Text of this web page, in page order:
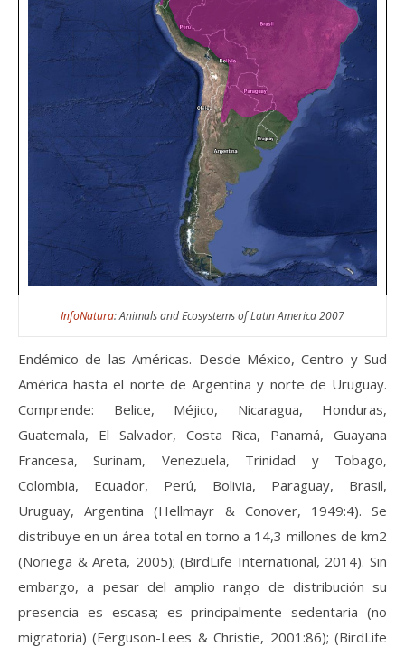
InfoNatura: Animals and Ecosystems of Latin America 2007
Endémico de las Américas. Desde México, Centro y Sud
América hasta el norte de Argentina y norte de Uruguay.
Comprende: Belice, Méjico, Nicaragua, Honduras,
Guatemala, El Salvador, Costa Rica, Panamá, Guayana
Francesa, Surinam, Venezuela, Trinidad y Tobago,
Colombia, Ecuador, Perú, Bolivia, Paraguay, Brasil,
Uruguay, Argentina (Hellmayr & Conover, 1949:4). Se
distribuye en un área total en torno a 14,3 millones de km2
(Noriega & Areta, 2005); (BirdLife International, 2014). Sin
embargo, a pesar del amplio rango de distribución su
presencia es escasa; es principalmente sedentaria (no
migratoria) (Ferguson-Lees & Christie, 2001:86); (BirdLife